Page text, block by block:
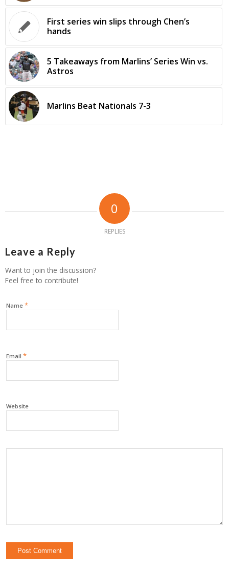
First series win slips through Chen’s
hands
5 Takeaways from Marlins’ Series Win vs.
Astros
Marlins Beat Nationals 7-3
0
REPLIES
Leave a Reply
Want to join the discussion?
Feel free to contribute!
Name *
Email *
Website